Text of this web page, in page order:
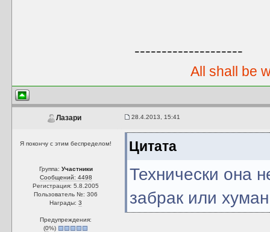
--------------------
All shall be
Лазари 28.4.2013, 15:41
Я покончу с этим беспределом!
Группа: Участники
Сообщений: 4498
Регистрация: 5.8.2005
Пользователь №: 306
Награды:3
Предупреждения:
(0%)
Цитата
Технически она
забрак или